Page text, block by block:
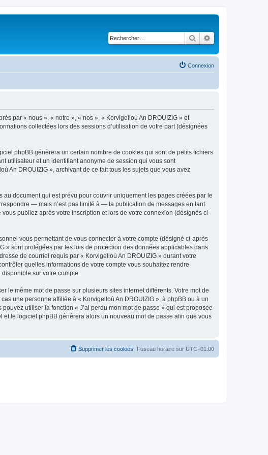
Rechercher
Connexion
par « nous », « notre », « nos », « Korvigelloù An DROUIZIG » et
collectées lors des sessions d’utilisation de votre part (désignées
phpBB génèrera un certain nombre de cookies qui sont de petits fichiers
utilisateur et un identifiant anonyme de session qui vous sont
An DROUIZIG », archivant de ce fait tous les sujets que vous avez
document qui est prévu pour couvrir uniquement les pages créées par le
— mais n’est pas limité à — la publication de messages en tant
publiez après votre inscription et lors de votre connexion (désignés ci-
vous permettant de vous connecter à votre compte (désigné ci-après
» sont protégées par les lois de protection des données applicables dans
de courriel requis par « Korvigelloù An DROUIZIG » durant votre
quelles informations de votre compte vous souhaitez rendre
sur votre compte.
le même mot de passe sur plusieurs sites internet différents. Votre mot de
une personne affiliée à « Korvigelloù An DROUIZIG », à phpBB ou à un
utiliser la fonction « J’ai perdu mon mot de passe » qui est proposée
le logiciel phpBB générera alors un nouveau mot de passe afin que vous
Fuseau horaire sur UTC+01:00
Supprimer les cookies